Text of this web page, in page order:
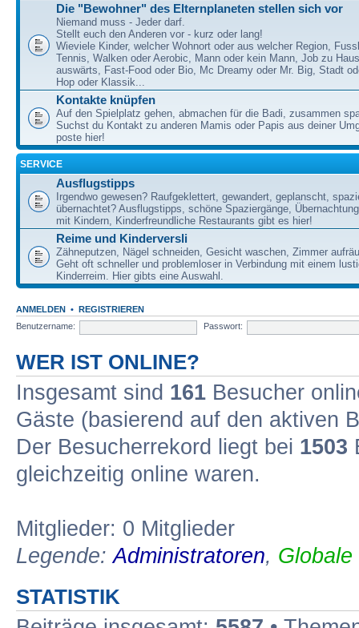
Die "Bewohner" des Elternplaneten stellen sich vor
Niemand muss - Jeder darf.
Stellt euch den Anderen vor - kurz oder lang!
Wieviele Kinder, welcher Wohnort oder aus welcher Region,
Tennis, Walken oder Aerobic, Mann oder kein Mann, Job zu
auswärts, Fast-Food oder Bio, Mc Dreamy oder Mr. Big, Stadt
Hop oder Klassik...
Kontakte knüpfen
Auf den Spielplatz gehen, abmachen für die Badi, zusammen
Suchst du Kontakt zu anderen Mamis oder Papis aus deiner
poste hier!
SERVICE
Ausflugstipps
Irgendwo gewesen? Raufgeklettert, gewandert, geplanscht,
übernachtet? Ausflugstipps, schöne Spaziergänge,
mit Kindern, Kinderfreundliche Restaurants gibt es hier!
Reime und Kinderversli
Zähneputzen, Nägel schneiden, Gesicht waschen, Zimmer
Geht oft schneller und problemloser in Verbindung mit einem
Kinderreim. Hier gibts eine Auswahl.
ANMELDEN • REGISTRIEREN
Benutzername:
Passwort:
WER IST ONLINE?
Insgesamt sind 161 Besucher
Gäste (basierend auf den aktiven
Der Besucherrekord liegt bei 1503
gleichzeitig online waren.
Mitglieder: 0 Mitglieder
Legende:Administratoren,
STATISTIK